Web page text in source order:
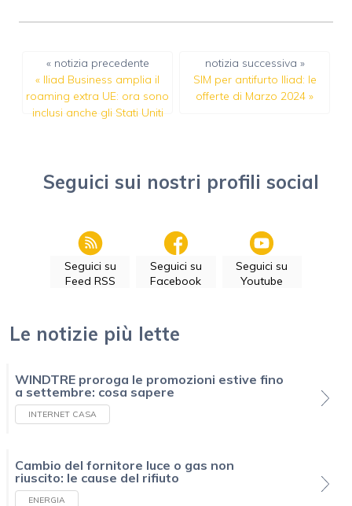
« notizia precedente
« Iliad Business amplia il
roaming extra UE: ora sono
inclusi anche gli Stati Uniti
notizia successiva »
SIM per antifurto Iliad: le
offerte di Marzo 2024 »
Seguici sui nostri profili social
Seguici su
Feed RSS
Seguici su
Facebook
Seguici su
Youtube
Le notizie più lette
WINDTRE proroga le promozioni estive fino
a settembre: cosa sapere
INTERNET CASA
Cambio del fornitore luce o gas non
riuscito: le cause del rifiuto
ENERGIA